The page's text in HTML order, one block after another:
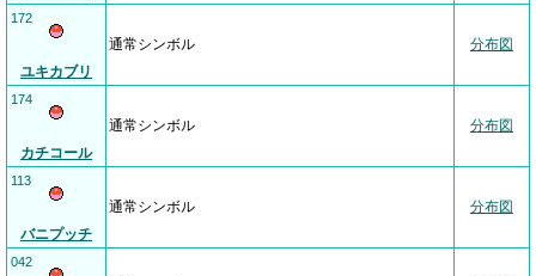
172
ユキカブリ
通常シンボル 分布図
174
カチコール
通常シンボル 分布図
113
バニプッチ
通常シンボル 分布図
042